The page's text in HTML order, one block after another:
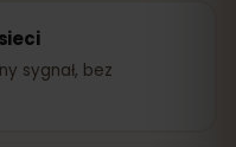
sygnał, bez